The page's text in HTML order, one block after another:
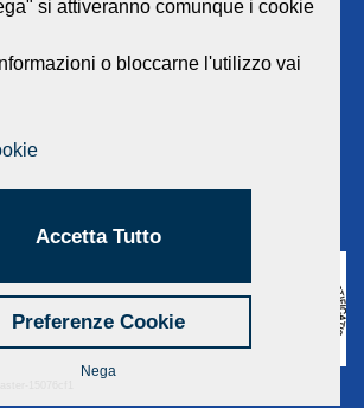
Imp. Rimini n. 02418910408
Srl
si attiveranno comunque i cookie
o bloccarne l'utilizzo vai
Accetta Tutto
Preferenze Cookie
Nega